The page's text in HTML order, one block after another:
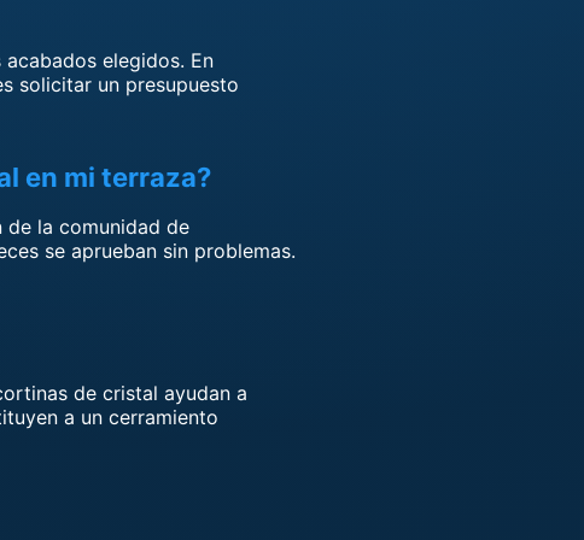
elegidos. En
solicitar un presupuesto
en mi terraza?
de la comunidad de
se aprueban sin problemas.
de cristal ayudan a
a un cerramiento